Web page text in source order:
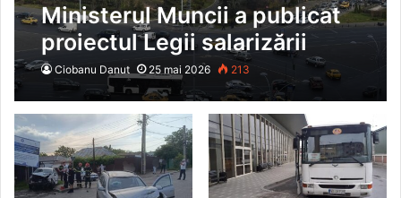
Ministerul Muncii a publicat
proiectul Legii salarizării
pentru personalul plătit din
fonduri publice
Ciobanu Danut 25 mai 2026 213